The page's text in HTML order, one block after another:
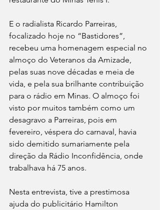
E o radialista Ricardo Parreiras,
focalizado hoje no “Bastidores”,
recebeu uma homenagem especial no
almoço do Veteranos da Amizade,
pelas suas nove décadas e meia de
vida, e pela sua brilhante contribuição
para o rádio em Minas. O almoço foi
visto por muitos também como um
desagravo a Parreiras, pois em
fevereiro, véspera do carnaval, havia
sido demitido sumariamente pela
direção da Rádio Inconfidência, onde
trabalhava há 75 anos.
Nesta entrevista, tive a prestimosa
ajuda do publicitário Hamilton